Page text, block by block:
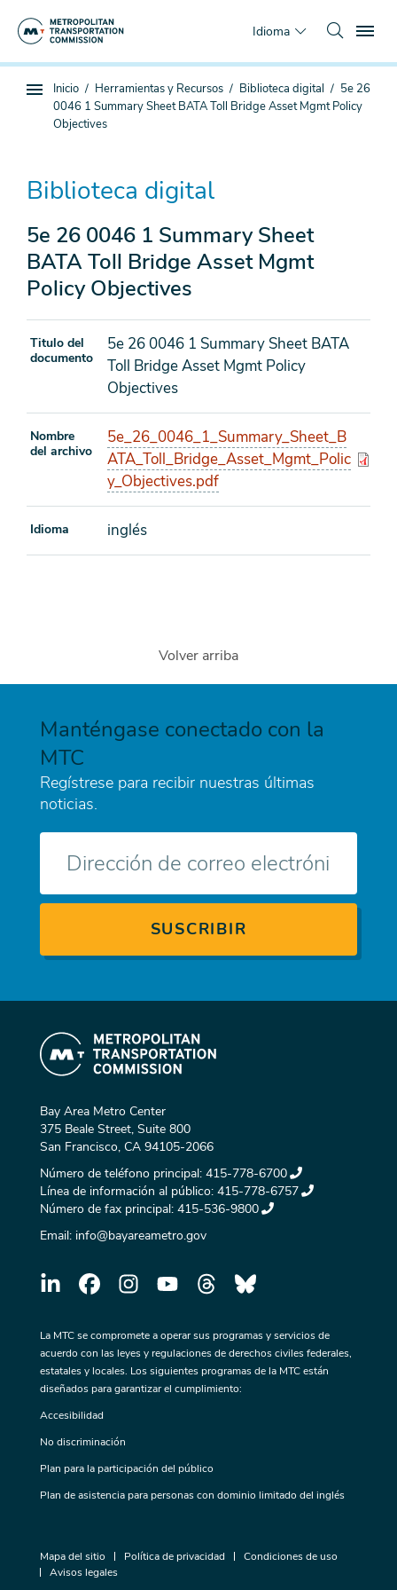
Idioma
Navegación
Estás
aquí
Inicio Herramientas y Recursos Biblioteca digital
5e 26
0046 1 Summary Sheet BATA Toll Bridge Asset Mgmt Policy
Objectives
Biblioteca digital
5e 26 0046 1 Summary Sheet
BATA Toll Bridge Asset Mgmt
Policy Objectives
Titulo del
documento
5e 26 0046 1 Summary Sheet BATA
Toll Bridge Asset Mgmt Policy
Objectives
Nombre
del archivo
5e_26_0046_1_Summary_Sheet_B
ATA_Toll_Bridge_Asset_Mgmt_Polic
y_Objectives.pdf
Idioma inglés
Volver arriba
Manténgase conectado con la
MTC
Regístrese para recibir nuestras últimas
noticias.
electrónico
Bay Area Metro Center
375 Beale Street, Suite 800
San Francisco, CA 94105-2066
Número de teléfono principal: 415-778-6700
Línea de información al público: 415-778-6757
Número de fax principal: 415-536-9800
Email: info@bayareametro.gov
La MTC se compromete a operar sus programas y servicios de
acuerdo con las leyes y regulaciones de derechos civiles federales,
estatales y locales. Los siguientes programas de la MTC están
diseñados para garantizar el cumplimiento:
Accesibilidad
No discriminación
Plan para la participación del público
Plan de asistencia para personas con dominio limitado del inglés
Mapa del sitio Política de privacidad
Condiciones de uso
Avisos legales